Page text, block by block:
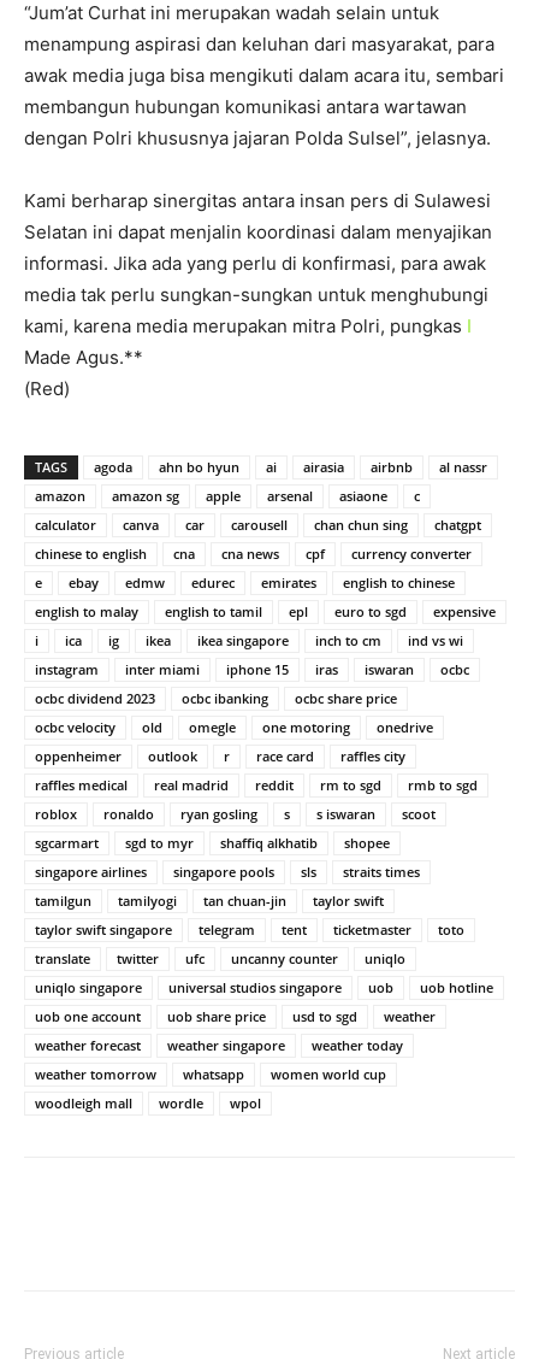
“Jum’at Curhat ini merupakan wadah selain untuk
menampung aspirasi dan keluhan dari masyarakat, para
awak media juga bisa mengikuti dalam acara itu, sembari
membangun hubungan komunikasi antara wartawan
dengan Polri khususnya jajaran Polda Sulsel”, jelasnya.
Kami berharap sinergitas antara insan pers di Sulawesi
Selatan ini dapat menjalin koordinasi dalam menyajikan
informasi. Jika ada yang perlu di konfirmasi, para awak
media tak perlu sungkan-sungkan untuk menghubungi
kami, karena media merupakan mitra Polri, pungkas I
Made Agus.**
(Red)
TAGS agoda ahn bo hyun ai airasia airbnb
al nassr
amazon
amazon sg apple arsenal asiaone
c
calculator
canva car carousell chan chun sing
chatgpt
chinese to english
cna cna news cpf
currency converter
e
ebay edmw edurec emirates
english to chinese
english to malay
english to tamil epl euro to sgd
expensive
i
ica ig ikea ikea singapore inch to cm
ind vs wi
instagram
inter miami iphone 15 iras iswaran
ocbc
ocbc dividend 2023
ocbc ibanking
ocbc share price
ocbc velocity
old omegle one motoring
onedrive
oppenheimer
outlook r race card
raffles city
raffles medical
real madrid reddit rm to sgd
rmb to sgd
roblox
ronaldo ryan gosling s s iswaran
scoot
sgcarmart
sgd to myr shaffiq alkhatib
shopee
singapore airlines
singapore pools sls
straits times
tamilgun
tamilyogi tan chuan-jin
taylor swift
taylor swift singapore
telegram tent ticketmaster
toto
translate
twitter ufc uncanny counter
uniqlo
uniqlo singapore
universal studios singapore uob
uob hotline
uob one account
uob share price usd to sgd
weather
weather forecast
weather singapore
weather today
weather tomorrow
whatsapp
women world cup
woodleigh mall
wordle wpol
Previous article Next article